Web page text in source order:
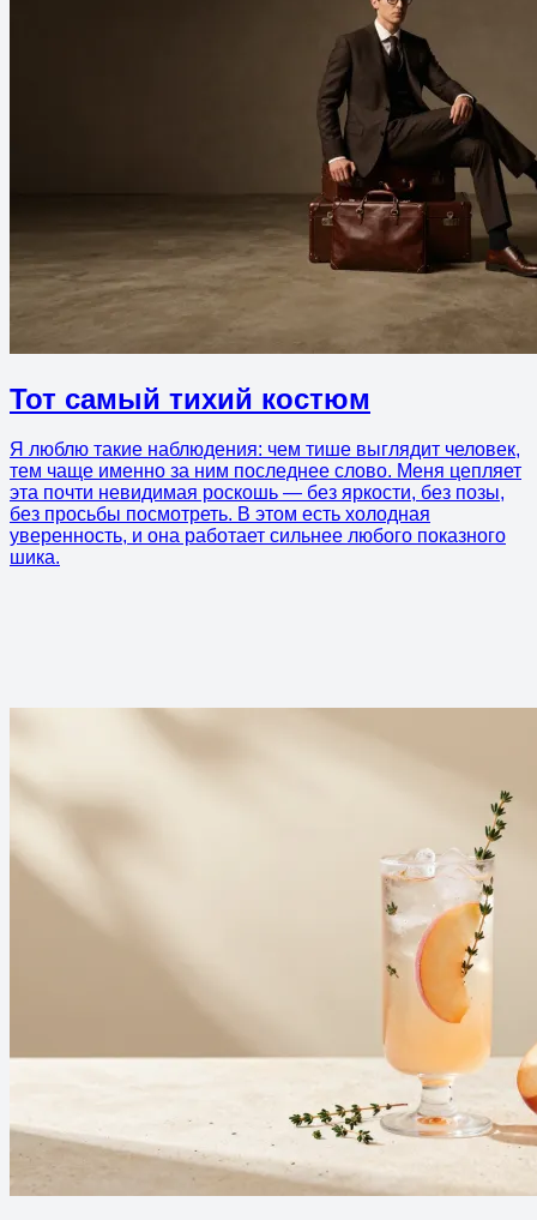
Тот самый тихий костюм
Я люблю такие наблюдения: чем тише выглядит человек,
тем чаще именно за ним последнее слово. Меня цепляет
эта почти невидимая роскошь — без яркости, без позы,
без просьбы посмотреть. В этом есть холодная
уверенность, и она работает сильнее любого показного
шика.